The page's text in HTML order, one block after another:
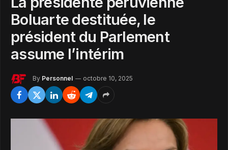
Boluarte destituée, le
président du Parlement
assume l’intérim
By Personnel octobre 10, 2025